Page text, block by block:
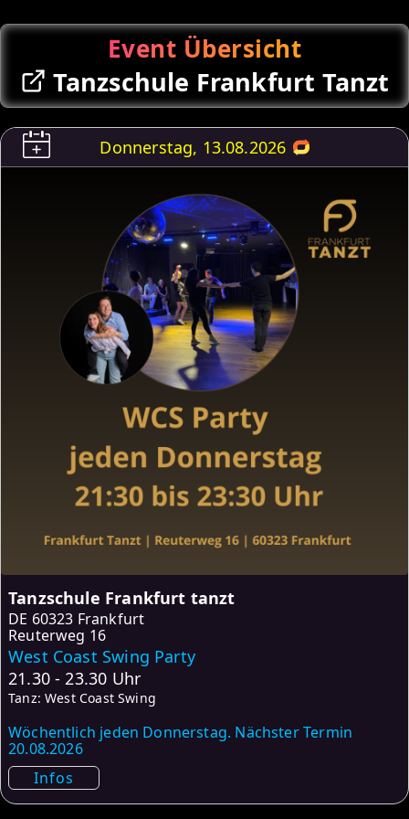
Event Übersicht
Tanzschule Frankfurt Tanzt
Donnerstag, 13.08.2026
Tanzschule Frankfurt tanzt
DE 60323 Frankfurt
Reuterweg 16
West Coast Swing Party
21.30 - 23.30 Uhr
Tanz: West Coast Swing
Wöchentlich jeden Donnerstag. Nächster Termin
20.08.2026
Infos